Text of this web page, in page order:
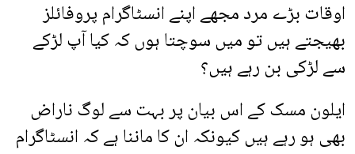
اوقات بڑے مرد مجھے اپنے انسٹاگرام پروفائلز
بھیجتے ہیں تو میں سوچتا ہوں کہ کیا آپ لڑکے
سے لڑکی بن رہے ہیں؟
ایلون مسک کے اس بیان پر بہت سے لوگ ناراض
بھی ہو رہے ہیں کیونکہ ان کا ماننا ہے کہ انسٹاگرام